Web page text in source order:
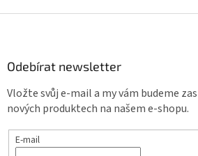
Odebírat newsletter
Vložte svůj e-mail a my vám budeme
nových produktech na našem e-shopu.
E-mail